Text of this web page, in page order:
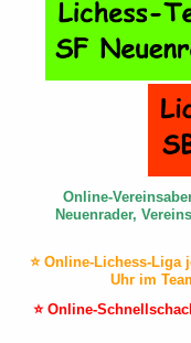
Online-
Neuenrader,
⭐ Online-Lichess-Liga
Uhr im
⭐ Online-